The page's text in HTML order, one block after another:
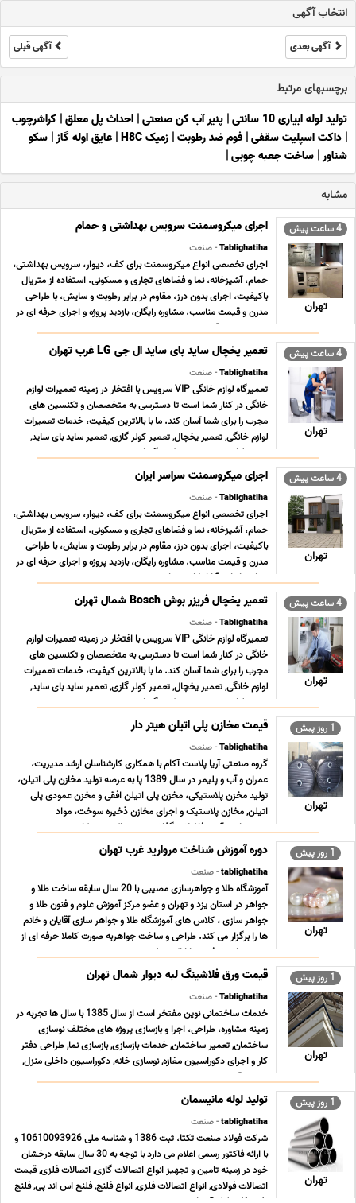
انتخاب آگهی
آگهی بعدی آگهی قبلی
برچسبهای مرتبط
تولید لوله ابیاری 10 سانتی
| پنیر آب کن صنعتی| احداث پل معلق| کراشرچوب
| داکت اسپلیت سقفی| فوم ضد رطوبت| زمیک H8C | عایق اوله گاز| سکو
شناور| ساخت جعبه چوبی|
مشابه
4 ساعت پیش
تهران
اجرای میکروسمنت سرویس بهداشتی و حمام
Tablighatiha- صنعت
اجرای تخصصی انواع میکروسمنت برای کف، دیوار، سرویس بهداشتی،
حمام، آشپزخانه، نما و فضاهای تجاری و مسکونی. استفاده از متریال
باکیفیت، اجرای بدون درز، مقاوم در برابر رطوبت و سایش، با طراحی
مدرن و قیمت مناسب. مشاوره رایگان، بازدید پروژه و اجرای حرفه ای در
سراسر ایران. آیا از کاشی های ... ...
4 ساعت پیش
تهران
تعمیر یخچال ساید بای ساید ال جی LG غرب تهران
Tablighatiha- صنعت
تعمیرگاه لوازم خانگی VIP سرویس با افتخار در زمینه تعمیرات لوازم
خانگی در کنار شما است تا دسترسی به متخصصان و تکنسین های
مجرب را برای شما آسان کند. ما با بالاترین کیفیت، خدمات تعمیرات
لوازم خانگی, تعمیر یخچال, تعمیر کولر گازی, تعمیر ساید بای ساید,
تعمیر لباسشویی, تعمیر پکیج گرمایش ... ...
4 ساعت پیش
تهران
اجرای میکروسمنت سراسر ایران
Tablighatiha- صنعت
اجرای تخصصی انواع میکروسمنت برای کف، دیوار، سرویس بهداشتی،
حمام، آشپزخانه، نما و فضاهای تجاری و مسکونی. استفاده از متریال
باکیفیت، اجرای بدون درز، مقاوم در برابر رطوبت و سایش، با طراحی
مدرن و قیمت مناسب. مشاوره رایگان، بازدید پروژه و اجرای حرفه ای در
سراسر ایران. آیا از کاشی های ... ...
4 ساعت پیش
تهران
تعمیر یخچال فریزر بوش Bosch شمال تهران
Tablighatiha- صنعت
تعمیرگاه لوازم خانگی VIP سرویس با افتخار در زمینه تعمیرات لوازم
خانگی در کنار شما است تا دسترسی به متخصصان و تکنسین های
مجرب را برای شما آسان کند. ما با بالاترین کیفیت، خدمات تعمیرات
لوازم خانگی, تعمیر یخچال, تعمیر کولر گازی, تعمیر ساید بای ساید,
تعمیر لباسشویی, تعمیر پکیج گرمایش ... ...
1 روز پیش
تهران
قیمت مخازن پلی اتیلن هیتر دار
Tablighatiha- صنعت
گروه صنعتی آریا پلاست آکام با همکاری کارشناسان ارشد مدیریت،
عمران و آب و پلیمر در سال 1389 پا به عرصه تولید مخازن پلی اتیلن،
تولید مخزن پلاستیکی، مخزن پلی اتیلن افقی و مخزن عمودی پلی
اتیلن, مخازن پلاستیک و اجرای مخازن ذخیره سوخت، مواد
شمیمیایی، آب و فاضلاب گذاشت و هم اکنون در کار ... ...
1 روز پیش
تهران
دوره آموزش شناخت مروارید غرب تهران
tablighatiha- صنعت
آموزشگاه طلا و جواهرسازی مصیبی با 20 سال سابقه ساخت طلا و
جواهر در استان یزد و تهران و عضو مرکز آموزش علوم و فنون طلا و
جواهر سازى ، کلاس هاى آموزشگاه طلا و جواهر سازى آقایان و خانم
ها را برگزار می کند. طراحى و ساخت جواهربه صورت کاملا حرفه اى از
مبتدى تا پیشرفته و با ارائه مدرک د ... ...
1 روز پیش
تهران
قیمت ورق فلاشینگ لبه دیوار شمال تهران
Tablighatiha- صنعت
خدمات ساختمانی نوین مفتخر است از سال 1385 با سال ها تجربه در
زمینه مشاوره، طراحی، اجرا و بازسازی پروژه های مختلف نوسازی
ساختمان, تعمیر ساختمان, خدمات بازسازی, بازسازی نما, طراحی دفتر
کار و اجرای دکوراسیون مغازه, نوسازی خانه, دکوراسیون داخلی منزل,
طراحی آشپزخانه, محوطه سازی و نصب ... ...
1 روز پیش
تهران
تولید لوله مانیسمان
tablighatiha- صنعت
شرکت فولاد صنعت تکتا، ثبت 1386 و شناسه ملی 10610093926 و
با ارائه فاکتور رسمی اعلام می دارد با توجه به 30 سال سابقه درخشان
خود در زمینه تامین و تجهیز انواع اتصالات گازی, اتصالات فلزی, قیمت
اتصالات فولادی, انواع اتصالات فلزی, انواع فلنج, فلنج اس اند پی, فلنج